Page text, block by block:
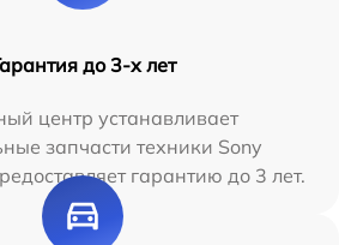
до 3-х лет
центр устанавливает
запчасти техники Sony
гарантию до 3 лет.